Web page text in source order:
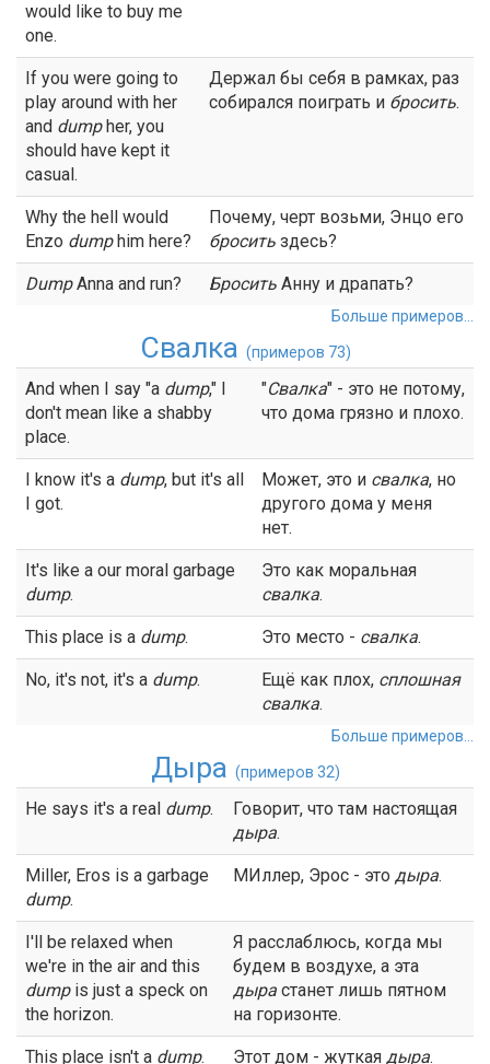
would like to buy me
one.
If you were going to
play around with her
and dumpher, you
should have kept it
casual.
Держал бы себя в рамках, раз
собирался поиграть и бросить.
Why the hell would
Enzo dumphim here?
Почему, черт возьми, Энцо его
бросить здесь?
DumpAnna and run? Бросить Анну и драпать?
Больше примеров...
Свалка (примеров 73)
And when I say "a dump," l
don't mean like a shabby
place.
"Свалка" - это не потому,
что дома грязно и плохо.
I know it's a dump, but it's all
I got.
Может, это и свалка, но
другого дома у меня
нет.
It's like a our moral garbage
dump.
Это как моральная
свалка.
This place is a dump. Это место - свалка.
No, it's not, it's a dump. Ещё как плох, сплошная
свалка.
Больше примеров...
Дыра (примеров 32)
He says it's a real dump.
Говорит, что там настоящая
дыра.
Miller, Eros is a garbage
dump.
МИллер, Эрос - это дыра.
I'll be relaxed when
we're in the air and this
dumpis just a speck on
the horizon.
Я расслаблюсь, когда мы
будем в воздухе, а эта
дыра станет лишь пятном
на горизонте.
This place isn't a dump. Этот дом - жуткая дыра.